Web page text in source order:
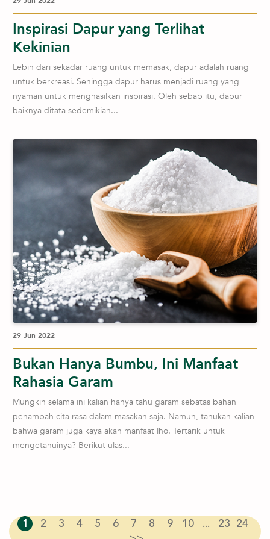
Inspirasi Dapur yang Terlihat
Kekinian
Lebih dari sekadar ruang untuk memasak, dapur adalah ruang
untuk berkreasi. Sehingga dapur harus menjadi ruang yang
nyaman untuk menghasilkan inspirasi. Oleh sebab itu, dapur
baiknya ditata sedemikian...
29 Jun 2022
Bukan Hanya Bumbu, Ini Manfaat
Rahasia Garam
Mungkin selama ini kalian hanya tahu garam sebatas bahan
penambah cita rasa dalam masakan saja. Namun, tahukah kalian
bahwa garam juga kaya akan manfaat lho. Tertarik untuk
mengetahuinya? Berikut ulas...
1 2 3 4 5 6 7 8 9 10 ... 23 24